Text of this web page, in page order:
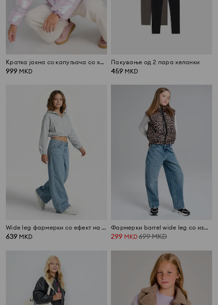
Кратка јакна со капуљача со холографски ефект
999 MKD
Пакување од 2 пара хеланки
459 MKD
Wide leg фармерки со ефект на перење
639 MKD
Фармерки barrel wide leg со избледен ефект
299 MKD 699MKD